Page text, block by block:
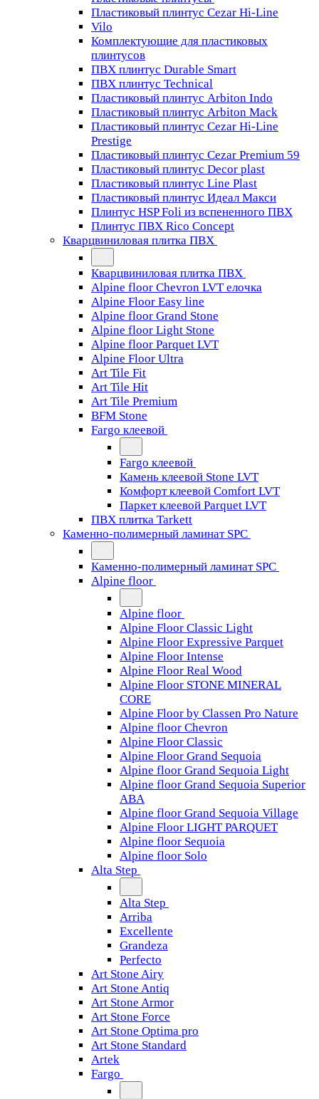
Пластиковый плинтус Cezar Hi-Line
Vilo
Комплектующие для пластиковых
плинтусов
ПВХ плинтус Durable Smart
ПВХ плинтус Technical
Пластиковый плинтус Arbiton Indo
Пластиковый плинтус Arbiton Mack
Пластиковый плинтус Cezar Hi-Line
Prestige
Пластиковый плинтус Cezar Premium 59
Пластиковый плинтус Decor plast
Пластиковый плинтус Line Plast
Пластиковый плинтус Идеал Макси
Плинтус HSP Foli из вспененного ПВХ
Плинтус ПВХ Rico Concept
Кварцвиниловая плитка ПВХ
Кварцвиниловая плитка ПВХ
Alpine floor Chevron LVT елочка
Alpine Floor Easy line
Alpine floor Grand Stone
Alpine floor Light Stone
Alpine floor Parquet LVT
Alpine Floor Ultra
Art Tile Fit
Art Tile Hit
Art Tile Premium
BFM Stone
Fargo клеевой
Fargo клеевой
Камень клеевой Stone LVT
Комфорт клеевой Comfort LVT
Паркет клеевой Parquet LVT
ПВХ плитка Tarkett
Каменно-полимерный ламинат SPC
Каменно-полимерный ламинат SPC
Alpine floor
Alpine floor
Alpine Floor Classic Light
Alpine Floor Expressive Parquet
Alpine Floor Intense
Alpine Floor Real Wood
Alpine Floor STONE MINERAL
CORE
Alpine Floor by Classen Pro Nature
Alpine floor Chevron
Alpine Floor Classic
Alpine Floor Grand Sequoia
Alpine floor Grand Sequoia Light
Alpine floor Grand Sequoia Superior
ABA
Alpine floor Grand Sequoia Village
Alpine Floor LIGHT PARQUET
Alpine floor Sequoia
Alpine floor Solo
Alta Step
Alta Step
Arriba
Excellente
Grandeza
Perfecto
Art Stone Airy
Art Stone Antiq
Art Stone Armor
Art Stone Force
Art Stone Optima pro
Art Stone Standard
Artek
Fargo